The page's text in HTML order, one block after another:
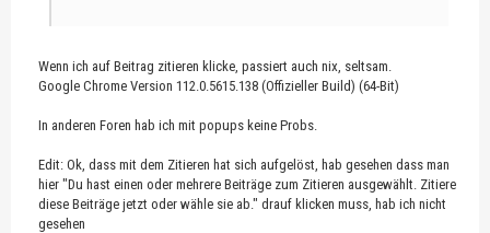
Wenn ich auf Beitrag zitieren klicke, passiert auch nix, seltsam.
Google Chrome Version 112.0.5615.138 (Offizieller Build) (64-Bit)
In anderen Foren hab ich mit popups keine Probs.
Edit: Ok, dass mit dem Zitieren hat sich aufgelöst, hab gesehen dass man
hier "Du hast einen oder mehrere Beiträge zum Zitieren ausgewählt. Zitiere
diese Beiträge jetzt oder wähle sie ab." drauf klicken muss, hab ich nicht
gesehen